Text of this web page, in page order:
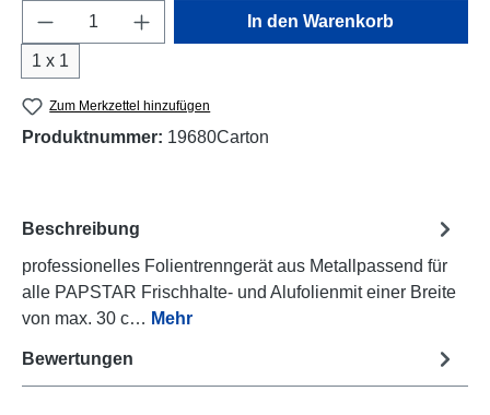
Produkt Anzahl: Gib den gewünschten
1 x 1
In den Warenkorb
Zum Merkzettel hinzufügen
Produktnummer: 19680Carton
Beschreibung
professionelles Folientrenngerät aus Metallpassend für
alle PAPSTAR Frischhalte- und Alufolienmit einer Breite
von max. 30 c… Mehr
Bewertungen